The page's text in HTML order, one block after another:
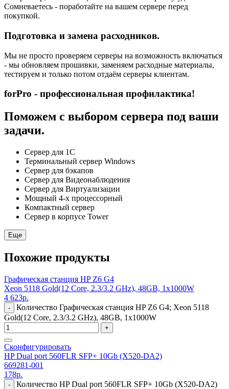
Сомневаетесь - поработайте на вашем сервере перед
покупкой.
Подготовка и замена расходников.
Мы не просто проверяем серверы на возможность включаться
- мы обновляем прошивки, заменяем расходные материалы,
тестируем и только потом отдаём серверы клиентам.
forPro - профессиональная профилактика!
Поможем с выбором сервера под ваши
задачи.
Сервер для 1С
Терминальный сервер Windows
Сервер для бэкапов
Сервер для Видеонаблюдения
Сервер для Виртуализации
Мощный 4-х процессорный
Компактный сервер
Сервер в корпусе Tower
Еще
Похожие продукты
Графическая станция HP Z6 G4
Xeon 5118 Gold(12 Core, 2.3/3.2 GHz), 48GB, 1x1000W
4 623р.
-
Количество Графическая станция HP Z6 G4; Xeon 5118
Gold(12 Core, 2.3/3.2 GHz), 48GB, 1x1000W
+
Сконфигурировать
HP Dual port 560FLR SFP+ 10Gb (X520-DA2)
669281-001
178р.
- Количество HP Dual port 560FLR SFP+ 10Gb (X520-DA2)